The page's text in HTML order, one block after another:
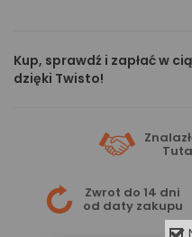
Kup, sprawdź i zapłać w
dzięki Twisto!
Zwrot do 14 dni
od daty zakupu